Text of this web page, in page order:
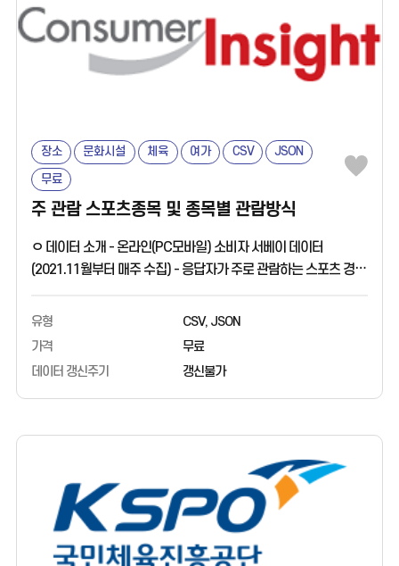
장소 문화시설 체육 여가 CSV JSON
무료
주 관람 스포츠종목 및 종목별 관람방식
ㅇ 데이터 소개 - 온라인(PC모바일) 소비자 서베이 데이터
(2021.11월부터 매주 수집) - 응답자가 주로 관람하는 스포츠 경기
하는 스포츠 경기종목의 1~3순위, 관람하는 스포츠 경기종목의
관람방법 1~3순위 값을 포함함. - 본 데이터 셋에는 응답자 특성
시의성 있는 여가문화체육 데이터 확보를 통해 목표 집단 세분화
및 타겟 집단 선정 등 마케팅 커뮤니케이션에 활용. ㅇ 데이터 출처
유형
CSV, JSON
가격
무료
데이터 갱신주기
갱신불가